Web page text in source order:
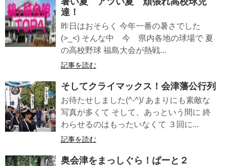
達！
昨日はおそらく 今年一番の暑さでした
(>_<) そんな中 今 県内各地の球場で 夏
の高校野球 福島大会が熱戦...
記事を読む
そしてクライマックス！会津藩公行列
お待たせしました(^-^)/ あまりにも素敵な
写真が多くて そして、あっという間に 終
わらせるのはもったいなくて ３回に...
記事を読む
奥会津をまっしぐら！ぱーと２